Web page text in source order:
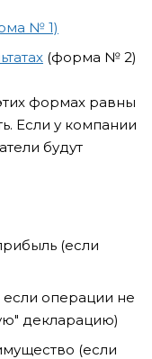
№ 1)
(форма № 2)
формах равны
Если у компании
будут
(если
операции не
декларацию)
(если